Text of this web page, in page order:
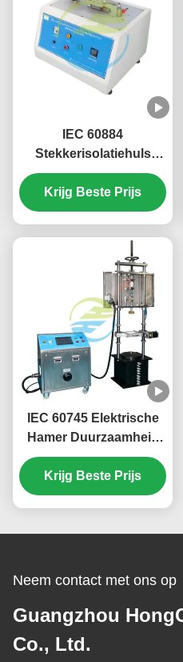
IEC 60884
Stekkerisolatiehuls
Slijtagetester 30
Cycli/Min 9mm Slag
Krijg Beste Prijs
IEC 60745 Elektrische
Hamer Duurzaamheid
Impact Testmachine
voor Handgereedschap
tot 2,5kW | PLC
Test Systeem
Krijg Beste Prijs
Neem contact met ons op
Guangzhou
Co., Ltd.